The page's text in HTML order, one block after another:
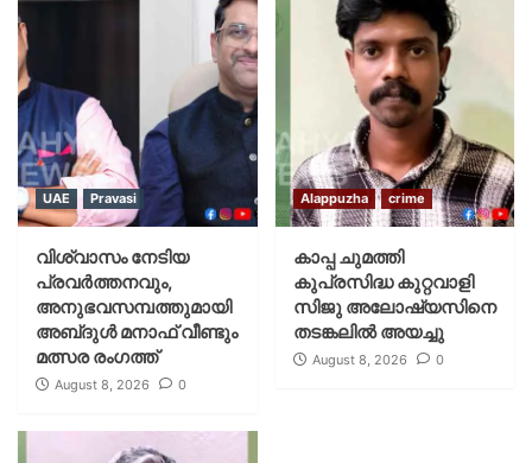
UAE Pravasi
വിശ്വാസം നേടിയ
പ്രവർത്തനവും,
അനുഭവസമ്പത്തുമായി
അബ്‌ദുൾ മനാഫ് വീണ്ടും
മത്സര രംഗത്ത്
August 8, 2026 0
Alappuzha crime
കാപ്പ ചുമത്തി
കുപ്രസിദ്ധ കുറ്റവാളി
സിജു അലോഷ്യസിനെ
തടങ്കലിൽ അയച്ചു
August 8, 2026 0